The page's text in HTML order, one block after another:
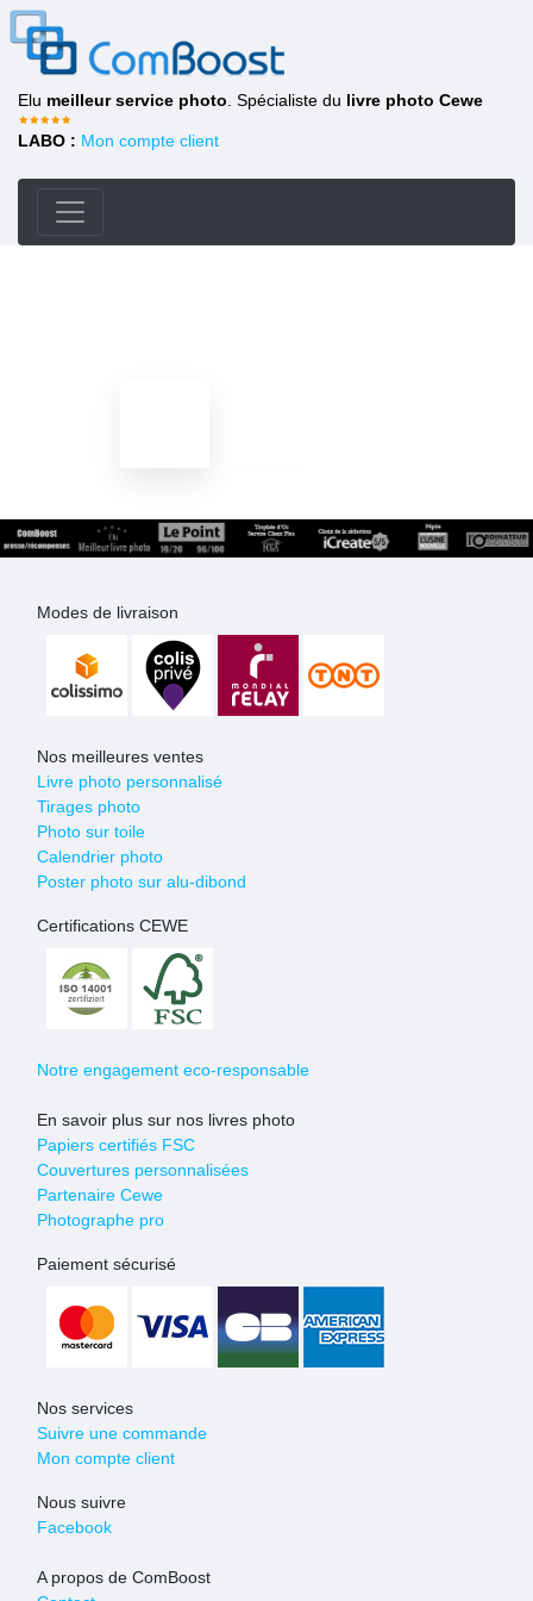
Elu meilleur service photo . Spécialiste du livre photo Cewe
LABO : Mon compte client
Modes de livraison
Nos meilleures ventes
Livre photo personnalisé
Tirages photo
Photo sur toile
Calendrier photo
Poster photo sur alu-dibond
Certifications CEWE
Notre engagement eco-responsable
En savoir plus sur nos livres photo
Papiers certifiés FSC
Couvertures personnalisées
Partenaire Cewe
Photographe pro
Paiement sécurisé
Nos services
Suivre une commande
Mon compte client
Nous suivre
Facebook
A propos de ComBoost